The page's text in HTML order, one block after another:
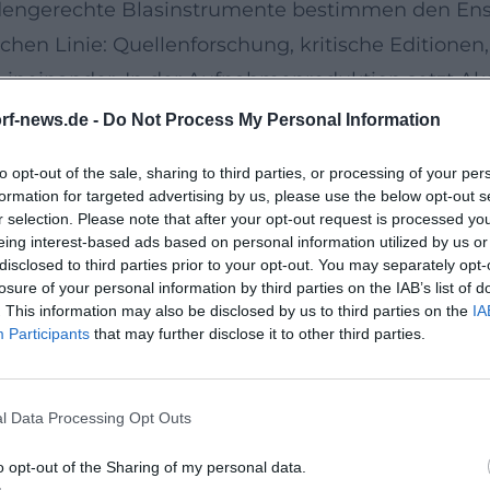
news.de - Do Not Process My Personal Information
opt-out of the sale, sharing to third parties, or processing of your
for targeted advertising by us, please use the below opt-out
selection. Please note that after your opt-out request is processed
interest-based ads based on personal information utilized by us
to third parties prior to your opt-out. You may separately
of your personal information by third parties on the IAB’s list of
This information may also be disclosed by us to third parties on the
Participants that may further disclose it to other third parties.
Data Processing Opt Outs
opt-out of the Sharing of my personal data.
Blasinstrumente bestimmen den
Linie: Quellenforschung, kritische
In der Aufnahmeproduktion setzt
die Verbindung von Komposition,
Renommee der Diskographie bei.
Konzertmeisterpersönlichkeiten, was
Gestalten auf spontane Agogik;
zur unverwechselbaren Identität des
Bühne
Abonnementreihe am Konzerthaus
Asien. Regelmäßige Zusammenarbeiten mit
und Solisten markieren das Profil. Die
Palette, ohne die akamus-typische
ein besonderes Charisma, das